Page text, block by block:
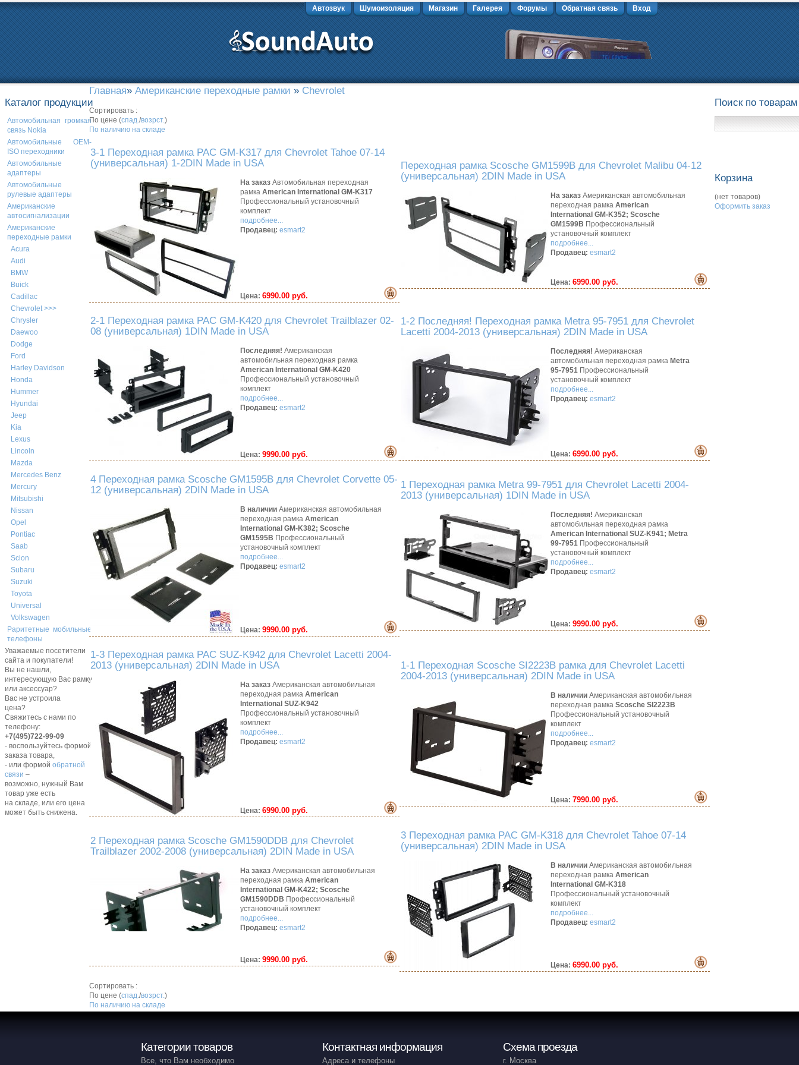
Автозвук Шумоизоляция Магазин Галерея Форумы Обратная связь Вход
Каталог продукции
Автомобильная громкая
связь Nokia
Автомобильные OEM-
ISO переходники
Автомобильные
адаптеры
Автомобильные
рулевые адаптеры
Американские
автосигнализации
Американские
переходные рамки
Acura
Audi
BMW
Buick
Cadillac
Chevrolet >>>
Chrysler
Daewoo
Dodge
Ford
Harley Davidson
Honda
Hummer
Hyundai
Jeep
Kia
Lexus
Lincoln
Mazda
Mercedes Benz
Mercury
Mitsubishi
Nissan
Opel
Pontiac
Saab
Scion
Subaru
Suzuki
Toyota
Universal
Volkswagen
Раритетные мобильные
телефоны
Уважаемые посетители
сайта и покупатели!
Вы не нашли,
интересующую Вас рамку,
или аксессуар?
Вас не устроила
цена?
Свяжитесь с нами по
телефону:
+7(495)722-99-09
- воспользуйтесь формой
заказа товара,
- или формой обратной
связи –
возможно, нужный Вам
товар уже есть
на складе, или его цена
может быть снижена.
Главная» Американские переходные рамки » Chevrolet
Сортировать :
По цене (спад./возрст.)
По наличию на складе
3-1 Переходная рамка PAC GM-K317 для Chevrolet Tahoe 07-14
(универсальная) 1-2DIN Made in USA
На заказ Автомобильная переходная
рамка American International GM-K317
Профессиональный установочный
комплект
подробнее...
Продавец: esmart2
Цена: 6990.00 руб.
Переходная рамка Scosche GM1599B для Chevrolet Malibu 04-12
(универсальная) 2DIN Made in USA
На заказ Американская автомобильная
переходная рамка American
International GM-K352; Scosche
GM1599B Профессиональный
установочный комплект
подробнее...
Продавец: esmart2
Цена: 6990.00 руб.
2-1 Переходная рамка PAC GM-K420 для Chevrolet Trailblazer 02-
08 (универсальная) 1DIN Made in USA
Последняя! Американская
автомобильная переходная рамка
American International GM-K420
Профессиональный установочный
комплект
подробнее...
Продавец: esmart2
Цена: 9990.00 руб.
1-2 Последняя! Переходная рамка Metra 95-7951 для Chevrolet
Lacetti 2004-2013 (универсальная) 2DIN Made in USA
Последняя! Американская
автомобильная переходная рамка Metra
95-7951 Профессиональный
установочный комплект
подробнее...
Продавец: esmart2
Цена: 6990.00 руб.
4 Переходная рамка Scosche GM1595B для Chevrolet Corvette 05-
12 (универсальная) 2DIN Made in USA
В наличии Американская автомобильная
переходная рамка American
International GM-K382; Scosche
GM1595B Профессиональный
установочный комплект
подробнее...
Продавец: esmart2
Цена: 9990.00 руб.
1 Переходная рамка Metra 99-7951 для Chevrolet Lacetti 2004-
2013 (универсальная) 1DIN Made in USA
Последняя! Американская
автомобильная переходная рамка
American International SUZ-K941; Metra
99-7951 Профессиональный
установочный комплект
подробнее...
Продавец: esmart2
Цена: 9990.00 руб.
1-3 Переходная рамка PAC SUZ-K942 для Chevrolet Lacetti 2004-
2013 (универсальная) 2DIN Made in USA
На заказ Американская автомобильная
переходная рамка American
International SUZ-K942
Профессиональный установочный
комплект
подробнее...
Продавец: esmart2
Цена: 6990.00 руб.
1-1 Переходная Scosche SI2223B рамка для Chevrolet Lacetti
2004-2013 (универсальная) 2DIN Made in USA
В наличии Американская автомобильная
переходная рамка Scosche SI2223B
Профессиональный установочный
комплект
подробнее...
Продавец: esmart2
Цена: 7990.00 руб.
2 Переходная рамка Scosche GM1590DDB для Chevrolet
Trailblazer 2002-2008 (универсальная) 2DIN Made in USA
На заказ Американская автомобильная
переходная рамка American
International GM-K422; Scosche
GM1590DDB Профессиональный
установочный комплект
подробнее...
Продавец: esmart2
Цена: 9990.00 руб.
3 Переходная рамка PAC GM-K318 для Chevrolet Tahoe 07-14
(универсальная) 2DIN Made in USA
В наличии Американская автомобильная
переходная рамка American
International GM-K318
Профессиональный установочный
комплект
подробнее...
Продавец: esmart2
Цена: 6990.00 руб.
Сортировать :
По цене (спад./возрст.)
По наличию на складе
Поиск по товарам
Корзина
(нет товаров)
Оформить заказ
Категории товаров
Все, что Вам необходимо
Контактная информация
Адреса и телефоны
Схема проезда
г. Москва